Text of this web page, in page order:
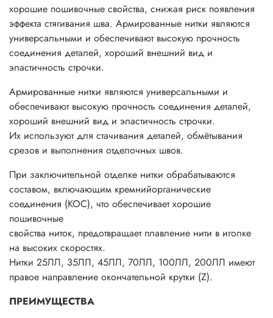
хорошие пошивочные свойства, снижая риск появления
эффекта стягивания шва. Армированные нитки являются
универсальными и обеспечивают высокую прочность
соединения деталей, хороший внешний вид и
эластичность строчки.
Армированные нитки являются универсальными и
обеспечивают высокую прочность соединения деталей,
хороший внешний вид и эластичность строчки.
Их используют для стачивания деталей, обмётывания
срезов и выполнения отделочных швов.
При заключительной отделке нитки обрабатываются
составом, включающим кремнийорганические
соединения (КОС), что обеспечивает хорошие
пошивочные
свойства ниток, предотвращает плавление нити в иголке
на высоких скоростях.
Нитки 25ЛЛ, 35ЛЛ, 45ЛЛ, 70ЛЛ, 100ЛЛ, 200ЛЛ имеют
правое направление окончательной крутки (Z).
ПРЕИМУЩЕСТВА